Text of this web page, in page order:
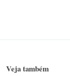
Veja também